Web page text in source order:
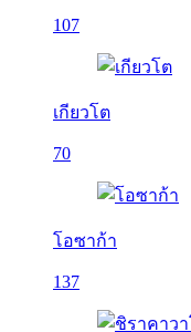
107
เกียวโต
70
โอซาก้า
137